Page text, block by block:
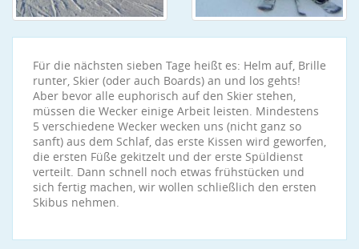
Für die nächsten sieben Tage heißt es: Helm auf, Brille
runter, Skier (oder auch Boards) an und los gehts!
Aber bevor alle euphorisch auf den Skier stehen,
müssen die Wecker einige Arbeit leisten. Mindestens
5 verschiedene Wecker wecken uns (nicht ganz so
sanft) aus dem Schlaf, das erste Kissen wird geworfen,
die ersten Füße gekitzelt und der erste Spüldienst
verteilt. Dann schnell noch etwas frühstücken und
sich fertig machen, wir wollen schließlich den ersten
Skibus nehmen.